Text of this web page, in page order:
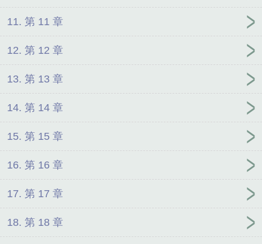
11. 第 11 章
12. 第 12 章
13. 第 13 章
14. 第 14 章
15. 第 15 章
16. 第 16 章
17. 第 17 章
18. 第 18 章